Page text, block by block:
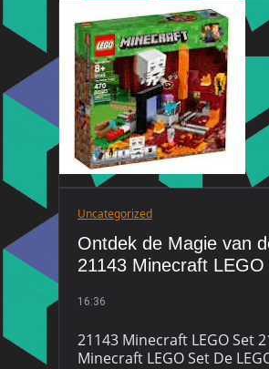
Uncategorized
Ontdek de Magie van
21143 Minecraft LEGO
16:36
21143 Minecraft LEGO Set
Minecraft LEGO Set De